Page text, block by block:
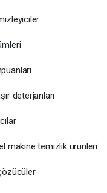
deterjanları
makine temizlik ürünleri